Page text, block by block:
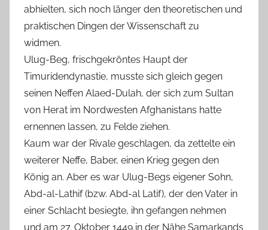
abhielten, sich noch länger den theoretischen und
praktischen Dingen der Wissenschaft zu
widmen.
Ulug-Beg, frischgekröntes Haupt der
Timuridendynastie, musste sich gleich gegen
seinen Neffen Alaed-Dulah, der sich zum Sultan
von Herat im Nordwesten Afghanistans hatte
ernennen lassen, zu Felde ziehen.
Kaum war der Rivale geschlagen, da zettelte ein
weiterer Neffe, Baber, einen Krieg gegen den
König an. Aber es war Ulug-Begs eigener Sohn,
Abd-al-Lathif (bzw. Abd-al Latif), der den Vater in
einer Schlacht besiegte, ihn gefangen nehmen
und am 27. Oktober 1449 in der Nähe Samarkands